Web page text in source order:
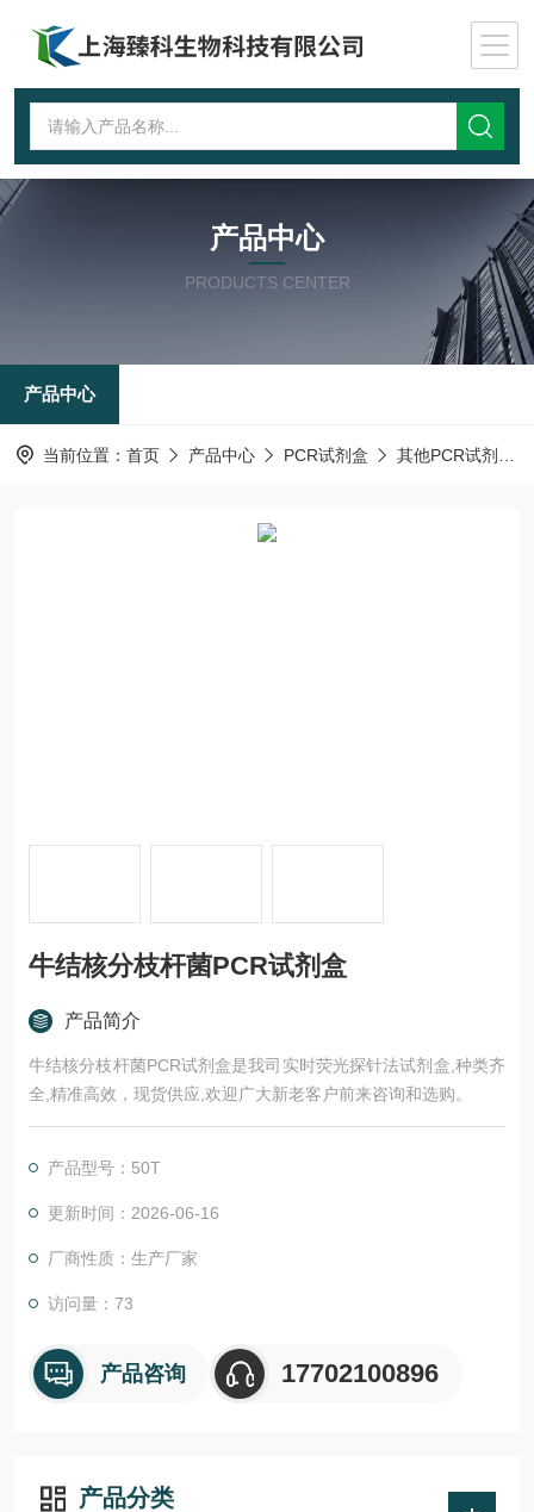
产品中心
PRODUCTS CENTER
产品中心
当前位置： 首页 产品中心 PCR试剂盒 其他PCR试剂盒
牛结核分枝杆菌PCR试剂盒
产品简介
牛结核分枝杆菌PCR试剂盒是我司实时荧光探针法试剂盒,种类齐
全,精准高效，现货供应,欢迎广大新老客户前来咨询和选购。
产品型号：50T
更新时间：2026-06-16
厂商性质：生产厂家
访问量：73
产品咨询 17702100896
产品分类